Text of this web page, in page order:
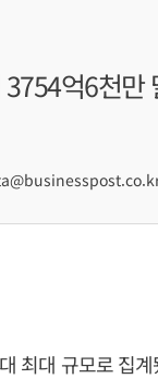
억6천만
최대 규모로 집계